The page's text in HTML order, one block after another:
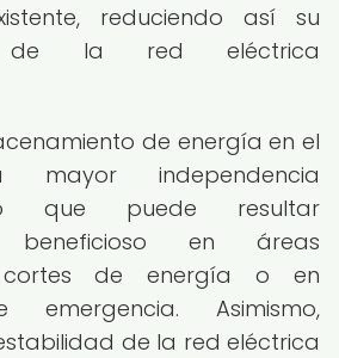
reduciendo así su
de la red eléctrica
de energía en el
mayor independencia
que puede resultar
beneficioso en áreas
de energía o en
emergencia. Asimismo,
de la red eléctrica